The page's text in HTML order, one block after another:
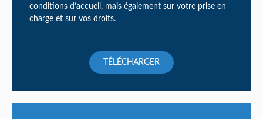
conditions d’accueil, mais également sur votre prise en
charge et sur vos droits.
TÉLÉCHARGER